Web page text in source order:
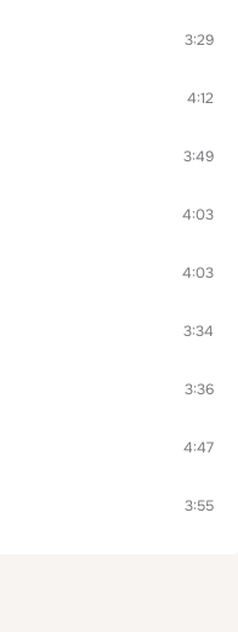
3:29
4:12
3:49
4:03
4:03
3:34
3:36
4:47
3:55